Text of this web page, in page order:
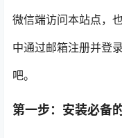
微信端访问本站点，
中通过邮箱注册并登
吧。
第一步：安装必备